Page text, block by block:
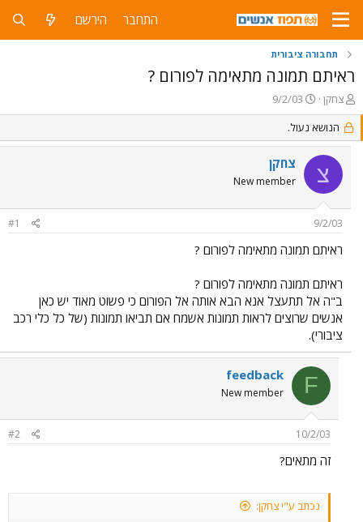
התחבר הירשם
תחבורה ציבורית
ראיתם תמונה מתאימה לפורום ?
פ
ו
ת
ח
נ
צחקן
פ
ו
ר
ס
ך
9/2/03
הנושא נעול.
צ צחקן
New member
9/2/03
#1
ראיתם תמונה מתאימה לפורום ?
ראיתם תמונה מתאימה לפורום ?
ב"ה אל תתעצל אנא הבא אותה אל הפורום כי פשוט מאוד יש כאן
אנשים שרוצים לראות תמונות אשמח אם תביאו תמונות (של כל כלי רכב
ציבורי).
F
feedback
New member
10/2/03
#2
זה מתאים?
נכתב ע"י צחקן: